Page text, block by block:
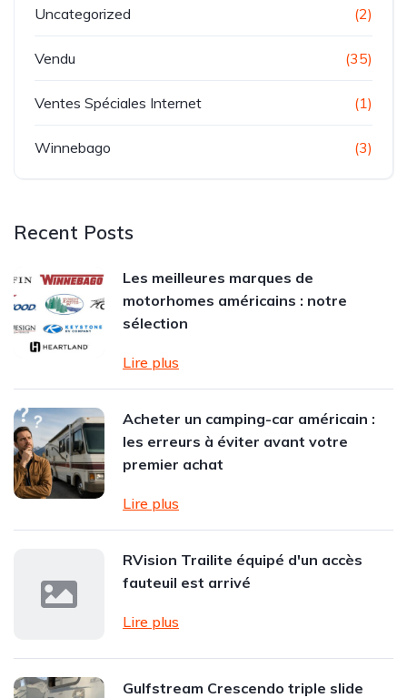
Uncategorized (2)
Vendu (35)
Ventes Spéciales Internet (1)
Winnebago (3)
Recent Posts
Les meilleures marques de
motorhomes américains : notre
sélection
Lire plus
Acheter un camping-car américain :
les erreurs à éviter avant votre
premier achat
Lire plus
RVision Trailite équipé d'un accès
fauteuil est arrivé
Lire plus
Gulfstream Crescendo triple slide